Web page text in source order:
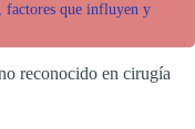
factores que influyen y
reconocido en cirugía